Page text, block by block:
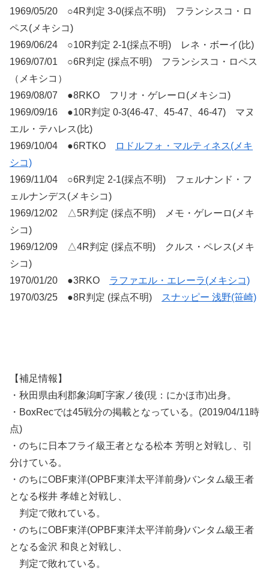
1969/05/20 ○4R判定 3-0(採点不明) フランシスコ・ロ
ペス(メキシコ)
1969/06/24 ○10R判定 2-1(採点不明) レネ・ボーイ(比)
1969/07/01 ○6R判定 (採点不明) フランシスコ・ロペス
（メキシコ）
1969/08/07 ●8RKO フリオ・ゲレーロ(メキシコ)
1969/09/16 ●10R判定 0-3(46-47、45-47、46-47) マヌ
エル・テハレス(比)
1969/10/04 ●6RTKO
ロドルフォ・マルティネス(メキ
シコ)
1969/11/04 ○6R判定 2-1(採点不明) フェルナンド・フ
ェルナンデス(メキシコ)
1969/12/02 △5R判定 (採点不明) メモ・ゲレーロ(メキ
シコ)
1969/12/09 △4R判定 (採点不明) クルス・ペレス(メキ
シコ)
1970/01/20 ●3RKO ラファエル・エレーラ(メキシコ)
1970/03/25 ●8R判定 (採点不明)
スナッピー 浅野(笹崎)
【補足情報】
・秋田県由利郡象潟町字家ノ後(現：にかほ市)出身。
・BoxRecでは45戦分の掲載となっている。(2019/04/11時
点)
・のちに日本フライ級王者となる松本 芳明と対戦し、引
分けている。
・のちにOBF東洋(OPBF東洋太平洋前身)バンタム級王者
となる桜井 孝雄と対戦し、
判定で敗れている。
・のちにOBF東洋(OPBF東洋太平洋前身)バンタム級王者
となる金沢 和良と対戦し、
判定で敗れている。